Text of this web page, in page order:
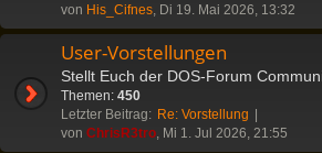
von His_Cifnes, Di 19. Mai 2026, 13:32
User-Vorstellungen
Stellt Euch der DOS-Forum
Themen: 450
Letzter Beitrag: Re: Vorstellung
von ChrisR3tro, Mi 1. Jul 2026, 21:55